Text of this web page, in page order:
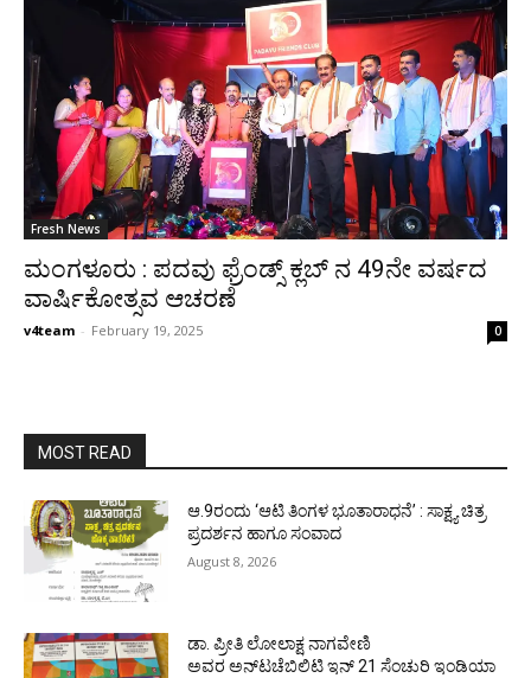
Fresh News
ಮಂಗಳೂರು : ಪದವು ಫ್ರೆಂಡ್ಸ್ ಕ್ಲಬ್ ನ 49ನೇ ವರ್ಷದ
ವಾರ್ಷಿಕೋತ್ಸವ ಆಚರಣೆ
v4team - February 19, 2025 0
MOST READ
ಆ.9ರಂದು ‘ಆಟಿ ತಿಂಗಳ ಭೂತಾರಾಧನೆ’ : ಸಾಕ್ಷ್ಯ ಚಿತ್ರ
ಪ್ರದರ್ಶನ ಹಾಗೂ ಸಂವಾದ
August 8, 2026
ಡಾ. ಪ್ರೀತಿ ಲೋಲಾಕ್ಷ ನಾಗವೇಣಿ
ಅವರ ಅನ್‌ಟಚೆಬಿಲಿಟಿ ಇನ್ 21 ಸೆಂಚುರಿ ಇಂಡಿಯಾ